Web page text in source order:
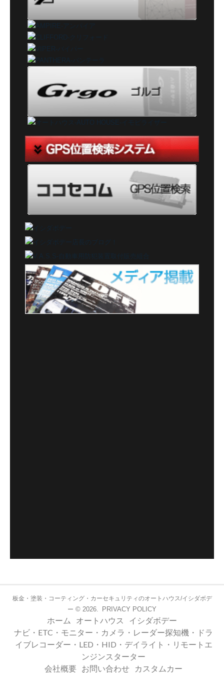
板金・塗装・コーティング・カーセキュリティのオートハウス/イシダボデ
ー © 2026. PRIVACY POLICY
ホーム オートハウス
イシダボデー
ナビ・ETC・モニター・カメラ・レーダー探知機・ドラ
イブレコーダー・LED・HID・デイライト・リモートエ
ンジンスターター
会社概要 お問い合わせ カスタムカー